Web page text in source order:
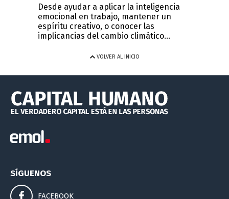
Desde ayudar a aplicar la inteligencia
emocional en trabajo, mantener un
espíritu creativo, o conocer las
implicancias del cambio climático...
VOLVER AL INICIO
SÍGUENOS
FACEBOOK